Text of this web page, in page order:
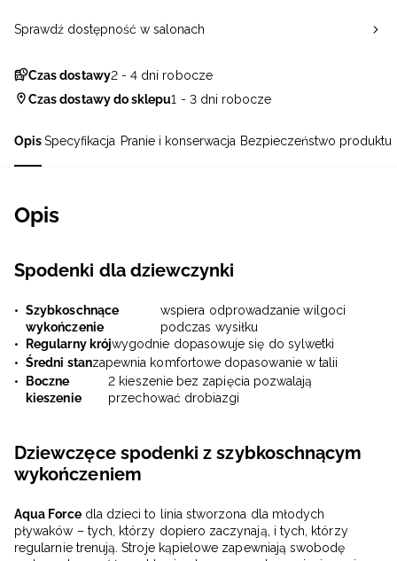
OpisSpecyfikacja Pranie i konserwacja Bezpieczeństwo produktu
Opis
Spodenki dla dziewczynki
Szybkoschnące
wykończenie
wspiera odprowadzanie wilgoci
podczas wysiłku
Regularny krójwygodnie dopasowuje się do sylwetki
Średni stanzapewnia komfortowe dopasowanie w talii
Boczne
kieszenie
2 kieszenie bez zapięcia pozwalają
przechować drobiazgi
Dziewczęce spodenki z szybkoschnącym
wykończeniem
Aqua Forcedla dzieci to linia stworzona dla młodych
pływaków – tych, którzy dopiero zaczynają, i tych, którzy
regularnie trenują. Stroje kąpielowe zapewniają swobodę
Czas dostawy2 - 4 dni robocze
Czas dostawy do sklepu1 - 3 dni robocze
Sprawdź dostępność w salonach